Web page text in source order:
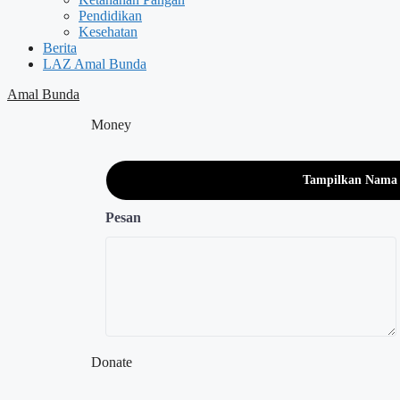
Pendidikan
Kesehatan
Berita
LAZ Amal Bunda
Amal Bunda
Money
Tampilkan Nama
Pesan
Donate